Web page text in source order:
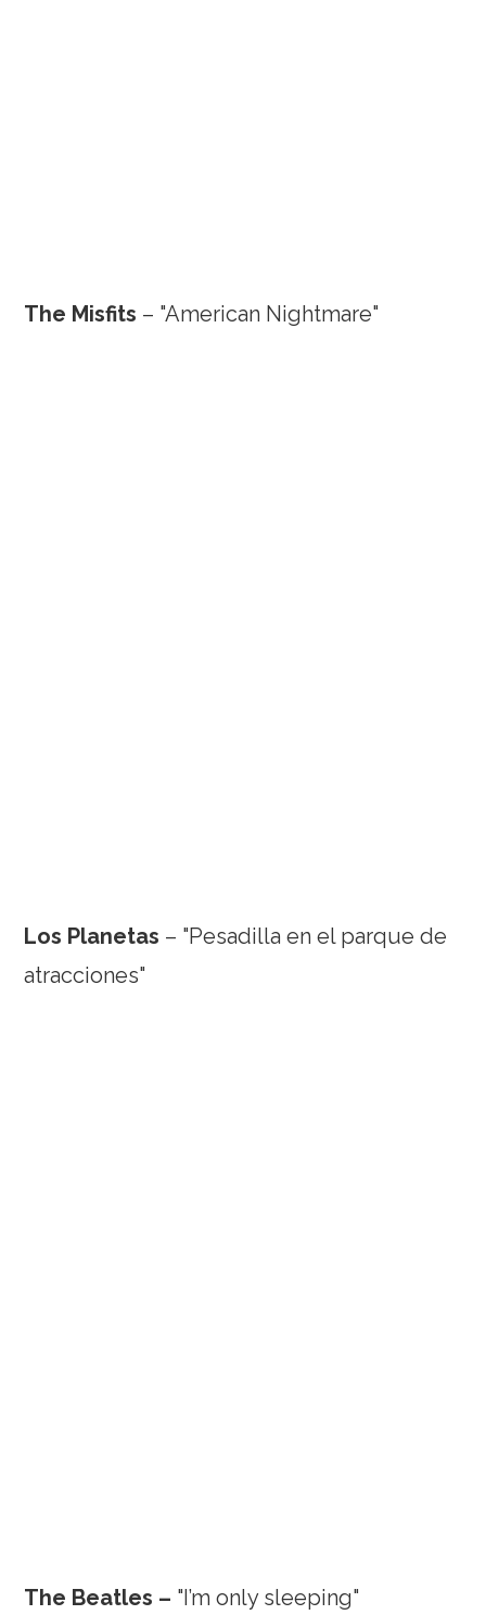
The Misfits – "American Nightmare"
Los Planetas – "Pesadilla en el parque de
atracciones"
The Beatles – "I’m only sleeping"